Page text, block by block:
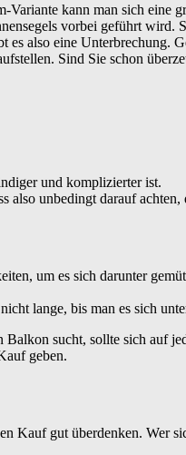
kann man sich eine
vorbei geführt
also eine Unterbrechung.
Sind Sie schon
und komplizierter ist.
unbedingt darauf achten,
um es sich darunter
lange, bis man es sich
sucht, sollte sich auf
geben.
Kauf gut überdenken. Wer